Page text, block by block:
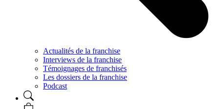
Actualités de la franchise
Interviews de la franchise
Témoignages de franchisés
Les dossiers de la franchise
Podcast